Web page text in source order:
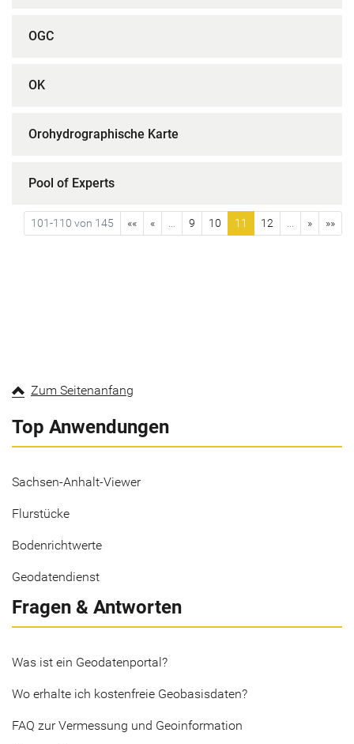
OGC
OK
Orohydrographische Karte
Pool of Experts
101-110 von 145 «« « 9 10 11 12 » »»
Zum Seitenanfang
Top Anwendungen
Sachsen-Anhalt-Viewer
Flurstücke
Bodenrichtwerte
Geodatendienst
Fragen & Antworten
Was ist ein Geodatenportal?
Wo erhalte ich kostenfreie Geobasisdaten?
FAQ zur Vermessung und Geoinformation